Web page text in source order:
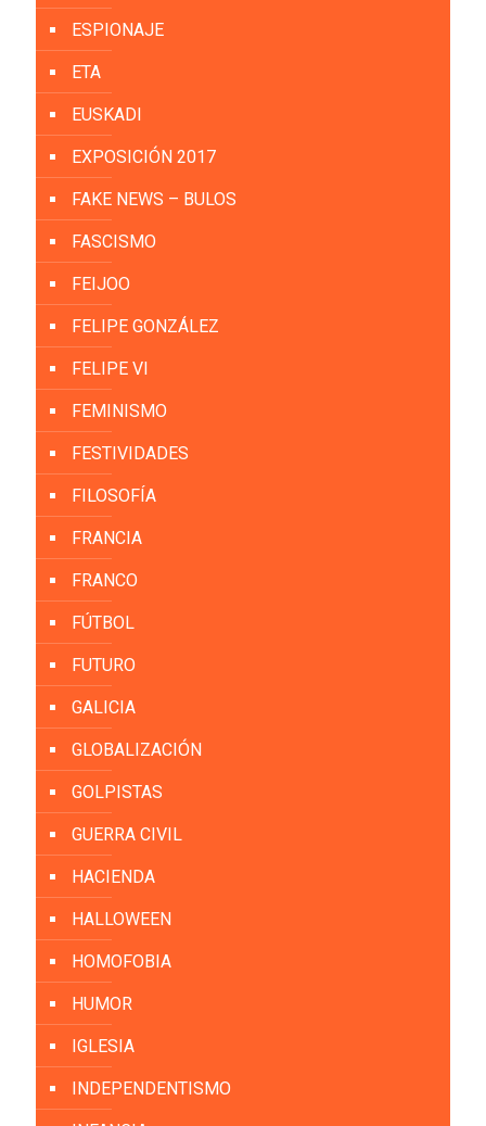
ESPIONAJE
ETA
EUSKADI
EXPOSICIÓN 2017
FAKE NEWS – BULOS
FASCISMO
FEIJOO
FELIPE GONZÁLEZ
FELIPE VI
FEMINISMO
FESTIVIDADES
FILOSOFÍA
FRANCIA
FRANCO
FÚTBOL
FUTURO
GALICIA
GLOBALIZACIÓN
GOLPISTAS
GUERRA CIVIL
HACIENDA
HALLOWEEN
HOMOFOBIA
HUMOR
IGLESIA
INDEPENDENTISMO